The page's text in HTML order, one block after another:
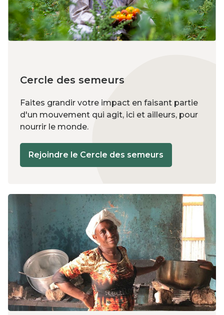
Cercle des semeurs
Faites grandir votre impact en faisant partie
d'un mouvement qui agit, ici et ailleurs, pour
nourrir le monde.
Rejoindre le Cercle des semeurs